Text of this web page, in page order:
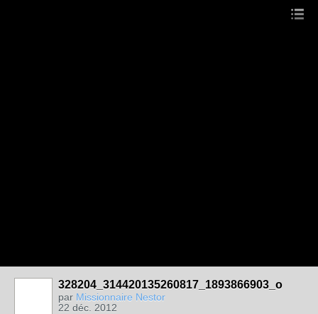
328204_314420135260817_1893866903_o
par Missionnaire Nestor
22 déc. 2012